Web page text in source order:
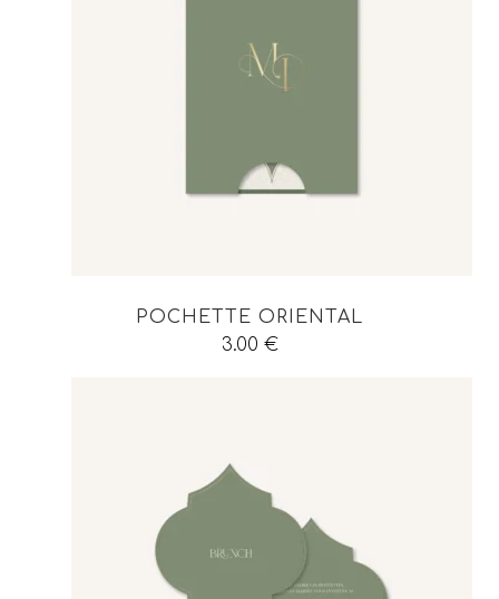
POCHETTE ORIENTAL
3.00 €